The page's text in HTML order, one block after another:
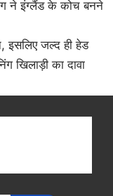
ने इंग्लैंड के कोच बनने
इसलिए जल्द ही हेड
खिलाड़ी का दावा